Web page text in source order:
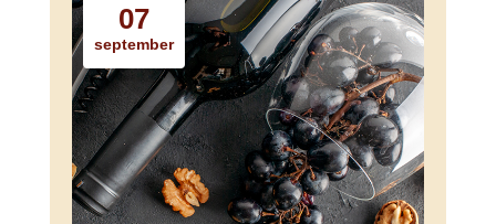
07
september